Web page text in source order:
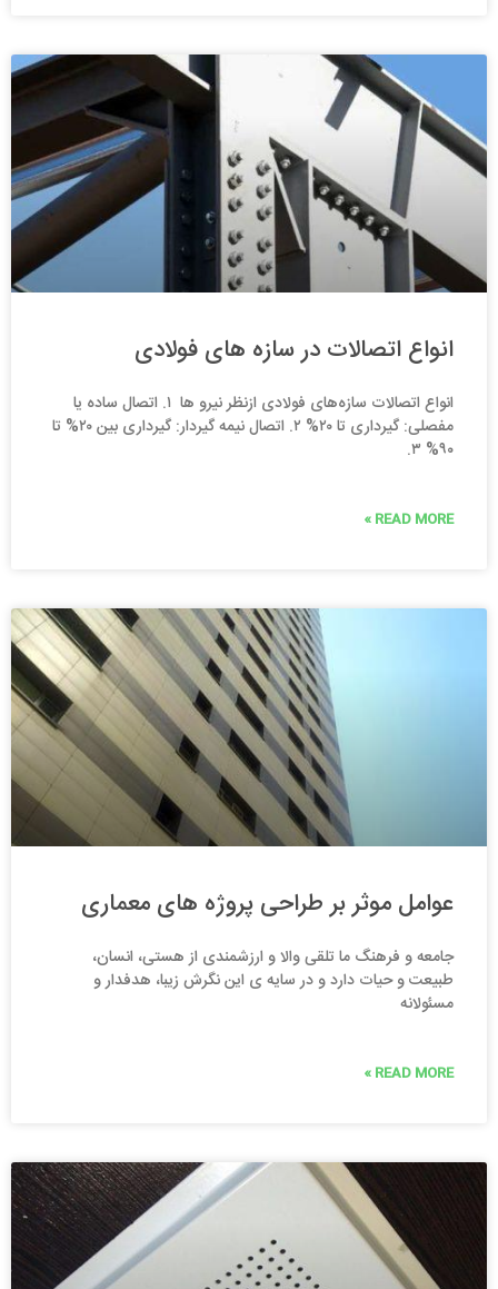
انواع اتصالات در سازه های فولادی
انواع اتصالات سازه‌های فولادی ازنظر نیرو ها ۱. اتصال ساده یا
مفصلی: گیرداری تا ۲۰% ۲. اتصال نیمه گیردار: گیرداری بین ۲۰% تا
۹۰% ۳.
READ MORE »
عوامل موثر بر طراحی پروژه های معماری
جامعه و فرهنگ ما تلقى والا و ارزشمندی از هستی، انسان،
طبیعت و حیات دارد و در سایه ی این نگرش زیبا، هدفدار و
مسئولانه
READ MORE »